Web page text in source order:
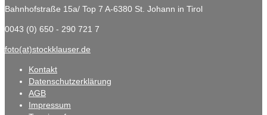
Bahnhofstraße 15a/ Top 7 A-6380 St. Johann in Tirol
0043 (0) 650 - 290 721 7
foto(at)stockklauser.de
Kontakt
Datenschutzerklärung
AGB
Impressum